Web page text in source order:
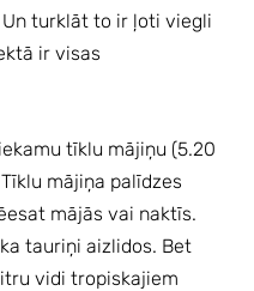
turklāt to ir ļoti viegli
ir visas
tīklu mājiņu (5.20
mājiņa palīdzes
mājās vai naktīs.
tauriņi aizlidos. Bet
vidi tropiskajiem